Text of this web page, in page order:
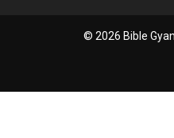
© 2026 Bible